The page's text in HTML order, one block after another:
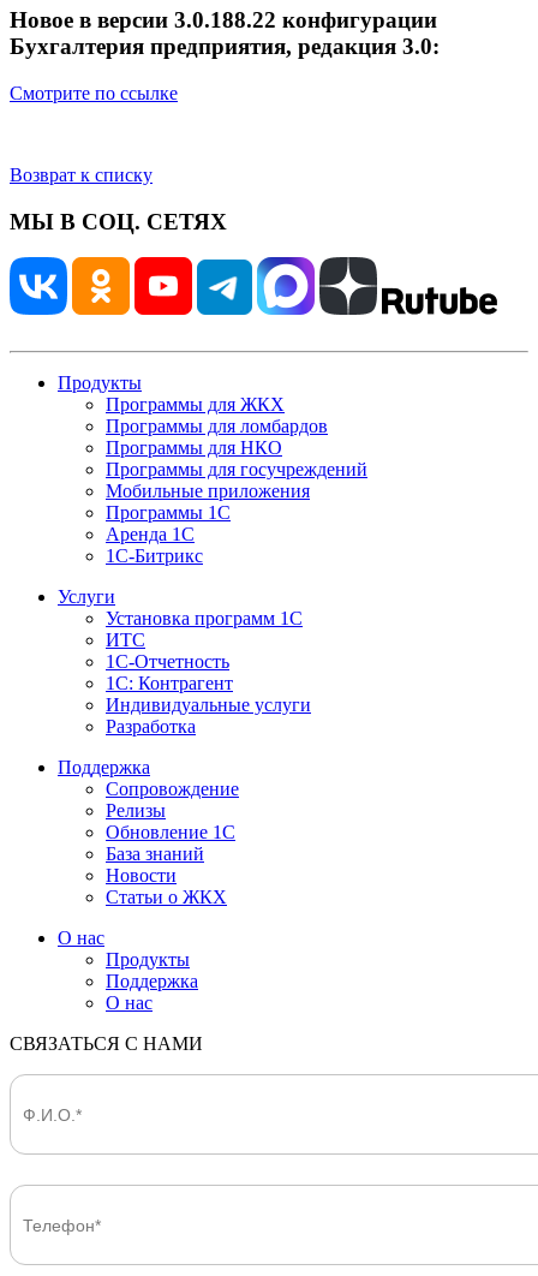
Новое в версии 3.0.188.22 конфигурации
Бухгалтерия предприятия, редакция 3.0:
Смотрите по ссылке
Возврат к списку
МЫ В СОЦ. СЕТЯХ
Продукты
Программы для ЖКХ
Программы для ломбардов
Программы для НКО
Программы для госучреждений
Мобильные приложения
Программы 1С
Аренда 1С
1С-Битрикс
Услуги
Установка программ 1С
ИТС
1С-Отчетность
1С: Контрагент
Индивидуальные услуги
Разработка
Поддержка
Сопровождение
Релизы
Обновление 1С
База знаний
Новости
Статьи о ЖКХ
О нас
Продукты
Поддержка
О нас
СВЯЗАТЬСЯ С НАМИ